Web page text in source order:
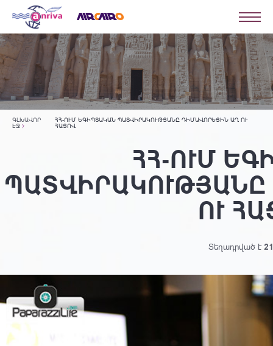
ԳԼԽԱՎՈՐ
ԷՋ
ՀՀ-ՈՒՄ ԵԳԻՊՏԱԿԱՆ ՊԱՏՎԻՐԱԿՈՒԹՅԱՆԸ ԴԻՄԱՎՈՐԵՑԻՆ ԱՂ ՈՒ
ՀԱՑՈՎ
ՀՀ-ՈՒՄ
ՈՒ
Տեղադրված է